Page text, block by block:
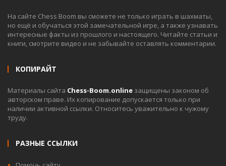
На сайте Chess Boom вы сможете не только играть в шахматы,
но ещё и обучаться этой замечательной игре, а также узнавать
интересные факты из прошлого и настоящего. Читайте статьи и
книги, смотрите видео и не забывайте оставлять комментарии.
КОПИРАЙТ
Материалы сайта Chess-Boom.online защищены законом об
авторском праве. Их копирование допускается только при
наличии активной ссылки. Относитесь уважительно к чужому
труду.
РАЗНЫЕ ССЫЛКИ